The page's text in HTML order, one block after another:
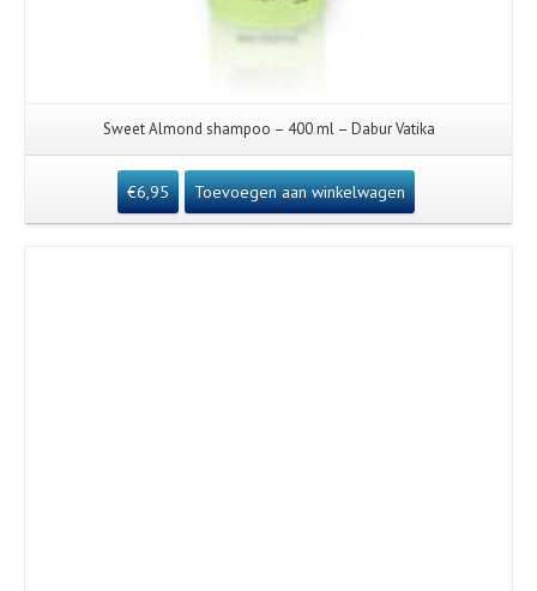
Sweet Almond shampoo – 400 ml – Dabur Vatika
€6,95 Toevoegen aan winkelwagen